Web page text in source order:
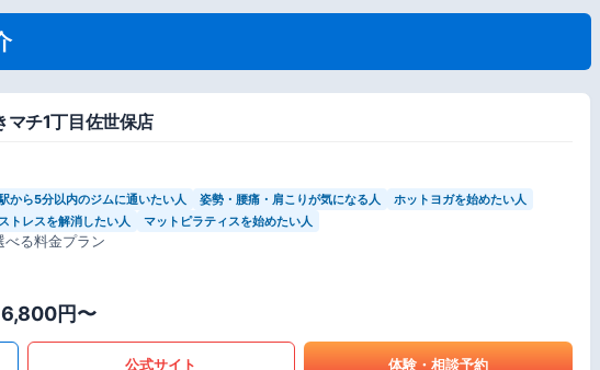
マチ1丁目佐世保店
から5分以内のジムに通いたい人 姿勢・腰痛・肩こりが気になる人
ホットヨガを始めたい人
ストレスを解消したい人
マットピラティスを始めたい人
べる料金プラン
円〜
公式サイト 体験・相談予約